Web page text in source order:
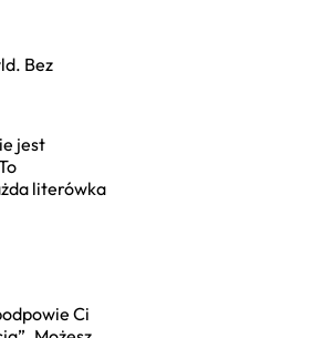
Bez
jest
literówka
Ci